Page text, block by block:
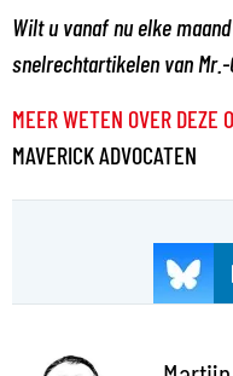
Wilt u vanaf nu elke
snelrechtartikelen van
MEER WETEN OVER DEZE
MAVERICK ADVOCATEN